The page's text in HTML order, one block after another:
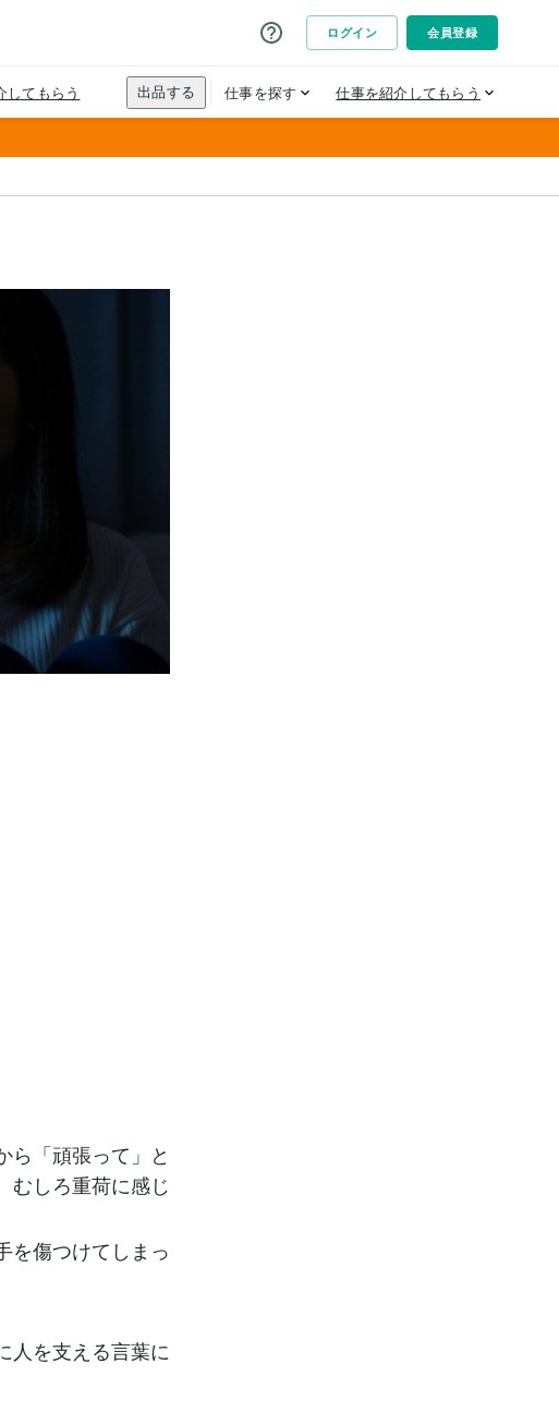
ら「頑張って」と
むしろ重荷に感じ
を傷つけてしまっ
人を支える言葉に